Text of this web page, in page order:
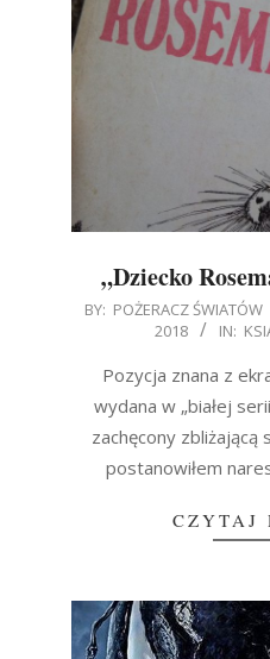
„Dziecko
2018-
BY: POŻERACZ ŚWIATÓW
2018
IN:
Pozycja znana z
wydana w „białej
zachęcony zbliżającą
postanowiłem
CZYTAJ